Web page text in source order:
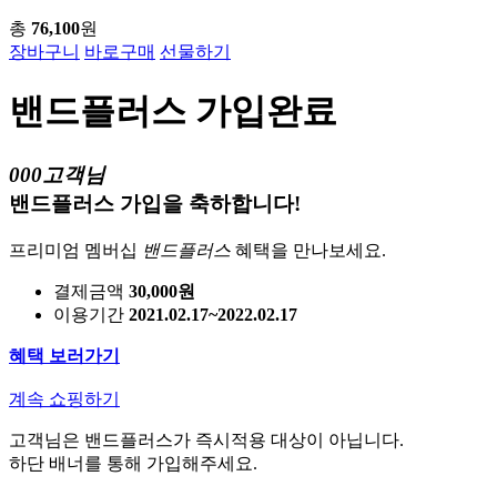
총 76,100원
장바구니 바로구매 선물하기
밴드플러스 가입완료
000고객님
밴드플러스 가입을 축하합니다!
프리미엄 멤버십 밴드플러스 혜택을 만나보세요.
결제금액 30,000원
이용기간 2021.02.17~2022.02.17
혜택 보러가기
계속 쇼핑하기
고객님은 밴드플러스가 즉시적용 대상이 아닙니다.
하단 배너를 통해 가입해주세요.